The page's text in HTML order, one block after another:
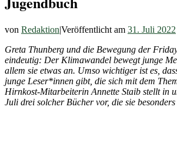
von Redaktion|Veröffentlicht am 31. Juli 2022
Greta Thunberg und die Bewegung der
eindeutig: Der Klimawandel bewegt junge
allem sie etwas an. Umso wichtiger ist es,
junge Leser*innen gibt, die sich mit dem
Hirnkost-Mitarbeiterin Annette Staib stellt in
Juli drei solcher Bücher vor, die sie